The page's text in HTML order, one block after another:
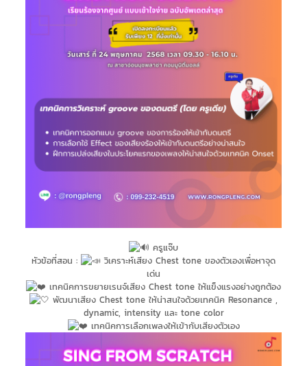
ครูแจ๊บ
หัวข้อที่สอน :
วิเคราะห์เสียง Chest tone ของตัวเองเพื่อหาจุด
เด่น
เทคนิคการขยายเรนจ์เสียง Chest tone ให้แข็งแรงอย่างถูกต้อง
พัฒนาเสียง Chest tone ให้น่าสนใจด้วยเทคนิค Resonance ,
dynamic, intensity และ tone color
เทคนิคการเลือกเพลงให้เข้ากับเสียงตัวเอง